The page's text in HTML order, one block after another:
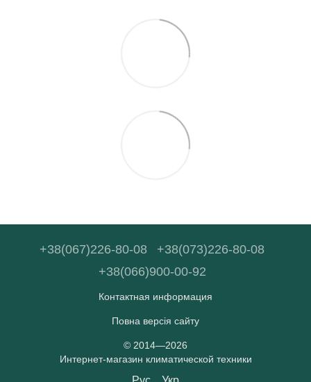
+38(067)226-80-08
+38(073)226-80-08
+38(066)900-00-92
Контактная информация
Повна версія сайту
© 2014—2026
Интернет-магазин климатической техники